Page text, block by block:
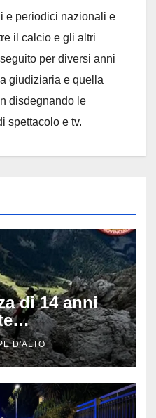
e periodici nazionali e
il calcio e gli altri
per diversi anni
giudiziaria e quella
disdegnando le
spettacolo e tv.
di 14 anni
sul
alla famiglia
D'ALTO